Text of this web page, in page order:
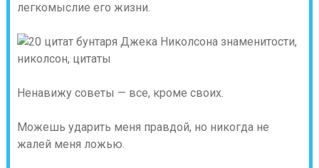
легкомыслие его жизни.
Ненавижу советы — все, кроме своих.
Можешь ударить меня правдой, но никогда не
жалей меня ложью.